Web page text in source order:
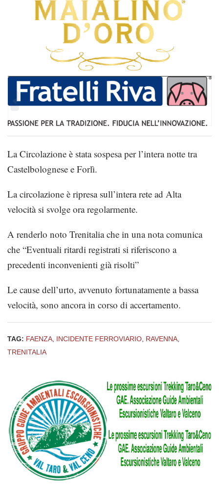
La Circolazione è stata sospesa per l’intera notte tra
Castelbolognese e Forlì.
La circolazione è ripresa sull’intera rete ad Alta
velocità si svolge ora regolarmente.
A renderlo noto Trenitalia che in una nota comunica
che “Eventuali ritardi registrati si riferiscono a
precedenti inconvenienti già risolti”
Le cause dell’urto, avvenuto fortunatamente a bassa
velocità, sono ancora in corso di accertamento.
TAG: FAENZA, INCIDENTE FERROVIARIO, RAVENNA,
TRENITALIA